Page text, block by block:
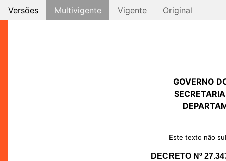
Versões Multivigente Vigente Original
GOVERNO
Este texto não
DECRETO Nº